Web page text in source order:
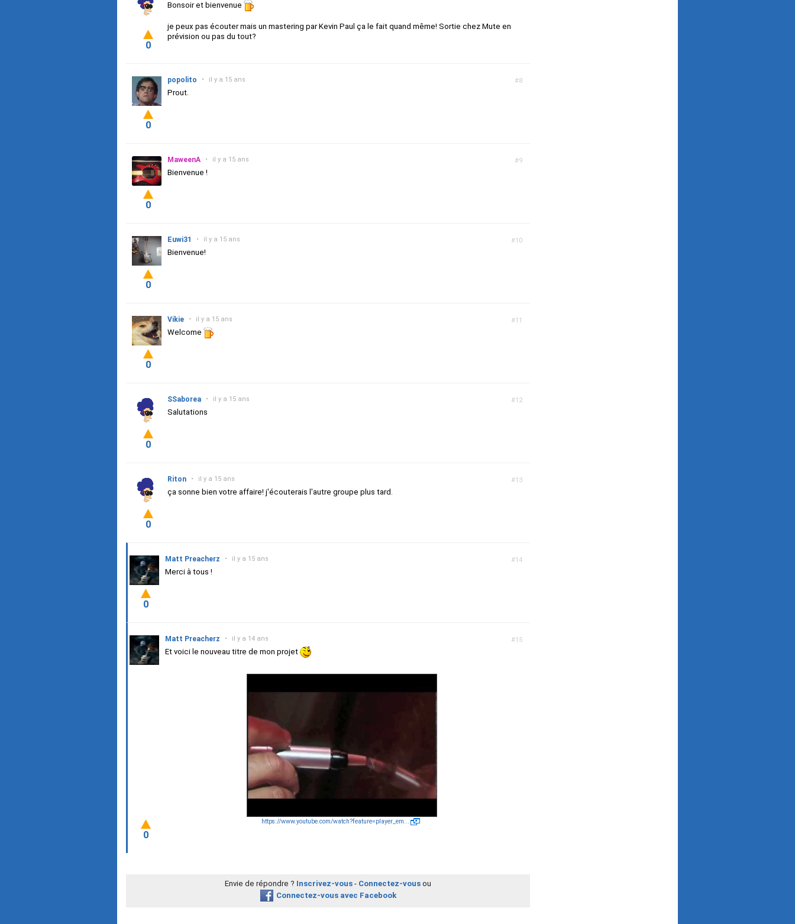
Bonsoir et bienvenue
je peux pas écouter mais un mastering par Kevin Paul ça le fait quand même! Sortie chez Mute en
prévision ou pas du tout?
0
#8
popolito • il y a 15 ans
Prout.
0
#9
MaweenA • il y a 15 ans
Bienvenue !
0
#10
Euwi31 • il y a 15 ans
Bienvenue!
0
#11
Vikie • il y a 15 ans
Welcome
0
#12
SSaborea • il y a 15 ans
Salutations
0
#13
Riton • il y a 15 ans
ça sonne bien votre affaire! j'écouterais l'autre groupe plus tard.
0
#14
Matt Preacherz • il y a 15 ans
Merci à tous !
0
#15
Matt Preacherz • il y a 14 ans
Et voici le nouveau titre de mon projet
https://www.youtube.com/watch?feature=player_em...
0
Envie de répondre ? Inscrivez-vous - Connectez-vous ou
Connectez-vous avec Facebook